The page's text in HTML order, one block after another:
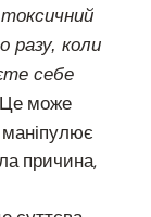
разу, коли
себе
Це може
маніпулює
причина,